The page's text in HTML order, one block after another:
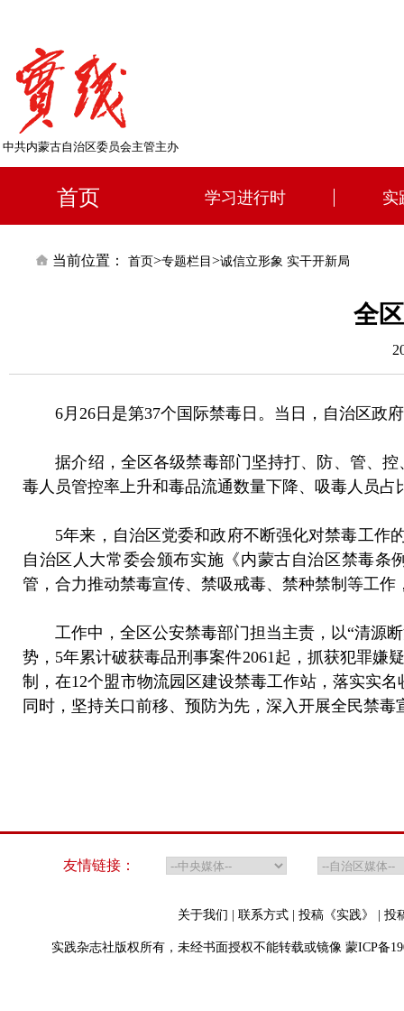
中共内蒙古自治区委员会主管主办
首页 学习进行时 实
当前位置： 首页>专题栏目 >诚信立形象 实干开新局
全
6月26日是第37个国际禁毒日。当日，自治区政府
据介绍，全区各级禁毒部门坚持打、防、管、控
毒人员管控率上升和毒品流通数量下降、吸毒人员
5年来，自治区党委和政府不断强化对禁毒工作
自治区人大常委会颁布实施《内蒙古自治区禁毒
管，合力推动禁毒宣传、禁吸戒毒、禁种禁制等工
工作中，全区公安禁毒部门担当主责，以“清源断
势，5年累计破获毒品刑事案件2061起，抓获犯罪嫌
制，在12个盟市物流园区建设禁毒工作站，落实实
同时，坚持关口前移、预防为先，深入开展全民禁
友情链接：
关于我们 联系方式 投稿《实践》 投
实践杂志社版权所有，未经书面授权不能转载或镜像 蒙ICP备